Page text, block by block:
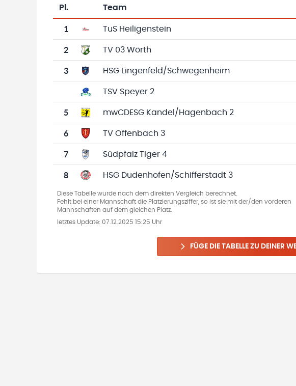
Tabelle mit Vereinsplatzierungen, Spielen, Toren und Punkten
Pl. Team
1 TuS Heiligenstein
2 TV 03 Wörth
3 HSG Lingenfeld/Schwegenheim
TSV Speyer 2
5 mwCDESG Kandel/Hagenbach 2
6 TV Offenbach 3
7 Südpfalz Tiger 4
8 HSG Dudenhofen/Schifferstadt 3
Diese Tabelle wurde nach dem direkten Vergleich berechnet.
Fehlt bei einer Mannschaft die Platzierungsziffer, so ist sie mit der/den vorderen
Mannschaften auf dem gleichen Platz.
letztes Update: 07.12.2025 15:25 Uhr
FÜGE DIE TABELLE ZU DEINER